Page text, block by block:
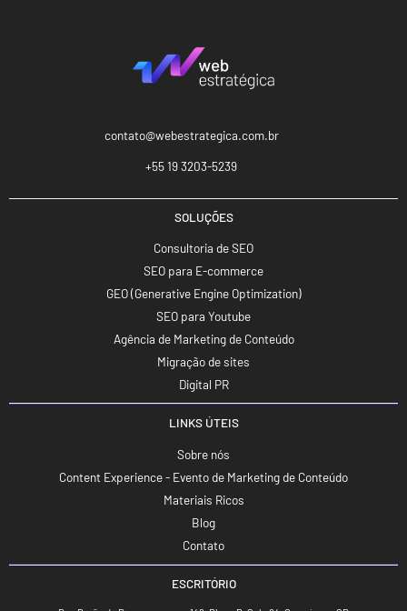
contato@webestrategica.com.br
+55 19 3203-5239
SOLUÇÕES
Consultoria de SEO
SEO para E-commerce
GEO (Generative Engine Optimization)
SEO para Youtube
Agência de Marketing de Conteúdo
Migração de sites
Digital PR
LINKS ÚTEIS
Sobre nós
Content Experience - Evento de Marketing de Conteúdo
Materiais Ricos
Blog
Contato
ESCRITÓRIO